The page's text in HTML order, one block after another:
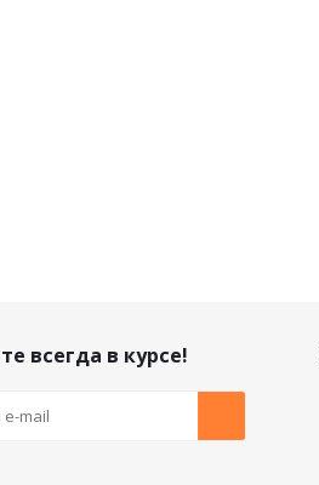
всегда в курсе!